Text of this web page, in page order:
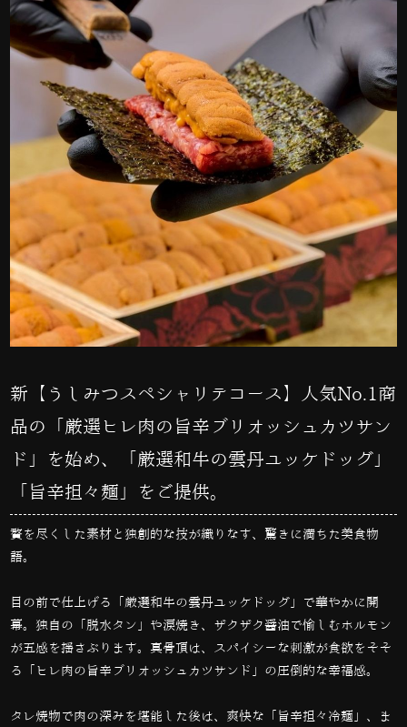
新【うしみつスペシャリテコース】人気No.1商
品の「厳選ヒレ肉の旨辛ブリオッシュカツサン
ド」を始め、「厳選和牛の雲丹ユッケドッグ」
「旨辛担々麺」をご提供。
贅を尽くした素材と独創的な技が織りなす、驚きに満ちた美食物
語。
目の前で仕上げる「厳選和牛の雲丹ユッケドッグ」で華やかに開
幕。独自の「脱水タン」や涙焼き、ザクザク醤油で愉しむホルモン
が五感を揺さぶります。真骨頂は、スパイシーな刺激が食欲をそそ
る「ヒレ肉の旨辛ブリオッシュカツサンド」の圧倒的な幸福感。
タレ焼物で肉の深みを堪能した後は、爽快な「旨辛担々冷麺」、ま